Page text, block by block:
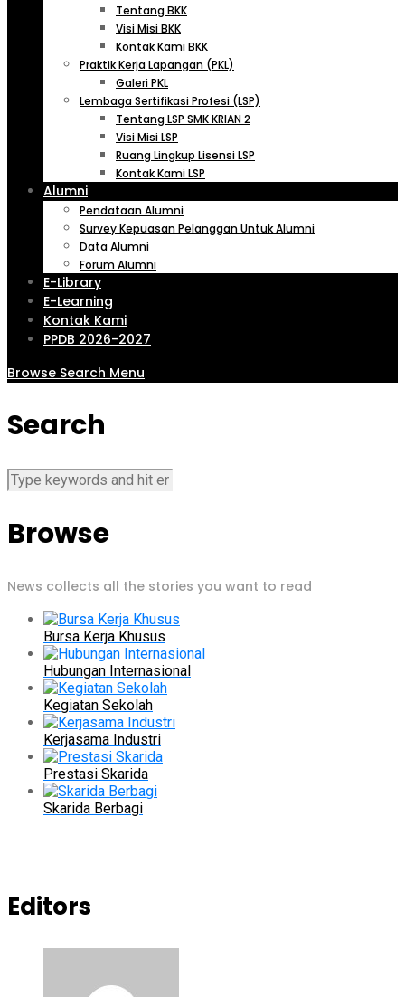
Tentang BKK
Visi Misi BKK
Kontak Kami BKK
Praktik Kerja Lapangan (PKL)
Galeri PKL
Lembaga Sertifikasi Profesi (LSP)
Tentang LSP SMK KRIAN 2
Visi Misi LSP
Ruang Lingkup Lisensi LSP
Kontak Kami LSP
Alumni
Pendataan Alumni
Survey Kepuasan Pelanggan Untuk Alumni
Data Alumni
Forum Alumni
E-Library
E-Learning
Kontak Kami
PPDB 2026-2027
Browse Search Menu
Search
Browse
News collects all the stories you want to read
Bursa Kerja Khusus
Hubungan Internasional
Kegiatan Sekolah
Kerjasama Industri
Prestasi Skarida
Skarida Berbagi
Editors